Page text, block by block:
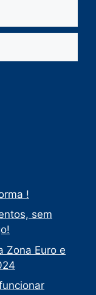
!
sem
Zona Euro e